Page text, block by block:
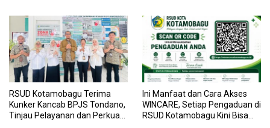
RSUD Kotamobagu Terima
Kunker Kancab BPJS Tondano,
Tinjau Pelayanan dan Perkuat
Ini Manfaat dan Cara Akses
WINCARE, Setiap Pengaduan di
RSUD Kotamobagu Kini Bisa